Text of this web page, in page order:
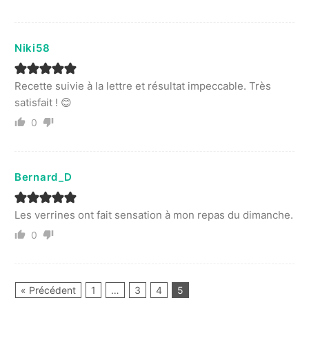
Niki58
Recette suivie à la lettre et résultat impeccable. Très
satisfait ! 😊
0
Bernard_D
Les verrines ont fait sensation à mon repas du dimanche.
0
« Précédent 1 … 3 4 5